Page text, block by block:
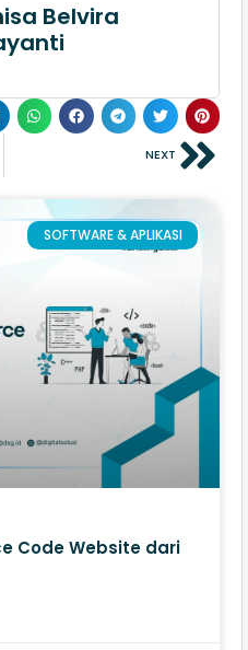
Belvira
NEXT
SOFTWARE & APLIKASI
Code Website​ dari